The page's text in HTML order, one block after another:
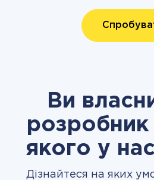
Ви
розробник
якого у
Дізнайтеся на яких